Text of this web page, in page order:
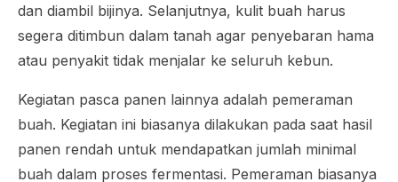
dan diambil bijinya. Selanjutnya, kulit buah harus
segera ditimbun dalam tanah agar penyebaran hama
atau penyakit tidak menjalar ke seluruh kebun.
Kegiatan pasca panen lainnya adalah pemeraman
buah. Kegiatan ini biasanya dilakukan pada saat hasil
panen rendah untuk mendapatkan jumlah minimal
buah dalam proses fermentasi. Pemeraman biasanya